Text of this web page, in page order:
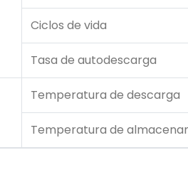
Ciclos de vida
Tasa de autodescarga
Temperatura de descarga
Temperatura de